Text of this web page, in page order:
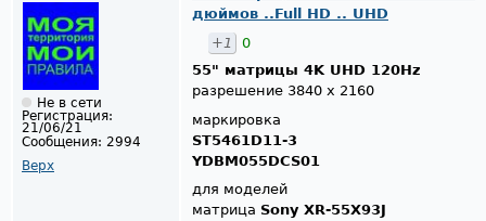
Не в сети
Регистрация:
21/06/21
Сообщения: 2994
Верх
дюймов ..Full HD .. UHD
+1
0
55" матрицы 4K UHD 120Hz
разрешение 3840 x 2160
маркировка
ST5461D11-3
YDBM055DCS01
для моделей
матрица Sony XR-55X93J